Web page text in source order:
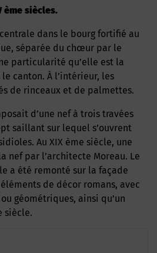
ème siècles.
séparée du chœur par le
particularité qu’elle est la
canton. À l’intérieur, les
de rinceaux et de palmettes.
saillant sur lequel s’ouvrent
Au XIX ème siècle, une
nef par l’architecte Moreau. Le
a été remonté sur la façade
de décor romans, avec
géométriques, ainsi qu’un
siècle.